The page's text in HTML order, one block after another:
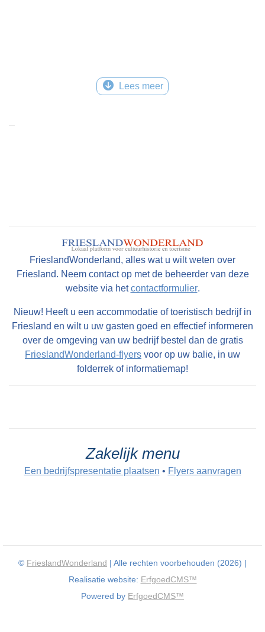
Lees meer
FrieslandWonderland, alles wat u wilt weten over
Friesland. Neem contact op met de beheerder van deze
website via hetcontactformulier.
Nieuw! Heeft u een accommodatie of toeristisch bedrijf in
Friesland en wilt u uw gasten goed en effectief informeren
over de omgeving van uw bedrijf bestel dan de gratis
FrieslandWonderland-flyers voor op uw balie, in uw
folderrek of informatiemap!
Zakelijk menu
Een bedrijfspresentatie plaatsen • Flyers aanvragen
© FrieslandWonderland | Alle rechten voorbehouden (2026) |
Realisatie website: ErfgoedCMS™
Powered by ErfgoedCMS™